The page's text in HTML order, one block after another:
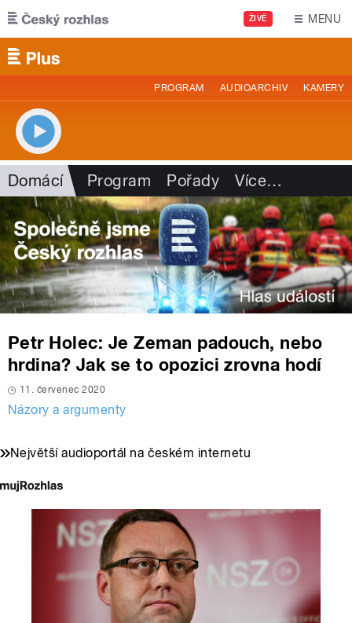
Přejít k hlavnímu obsahu
ŽIVĚ MENU
PROGRAM AUDIOARCHIV KAMERY
Domácí Program Pořady Více…
Petr Holec: Je Zeman padouch, nebo
hrdina? Jak se to opozici zrovna hodí
11. červenec 2020
Názory a argumenty
Největší audioportál na českém internetu